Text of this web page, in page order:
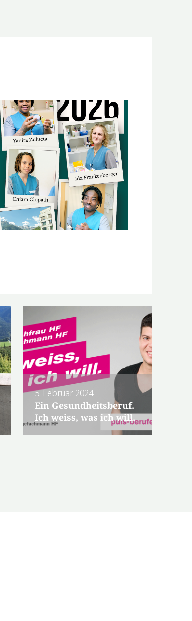
5. Februar 2024
Ein Gesundheitsberuf.
Ich weiss, was ich will.